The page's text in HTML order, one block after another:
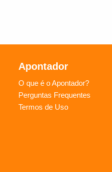
Apontador
O que é o Apontador?
Perguntas Frequentes
Termos de Uso